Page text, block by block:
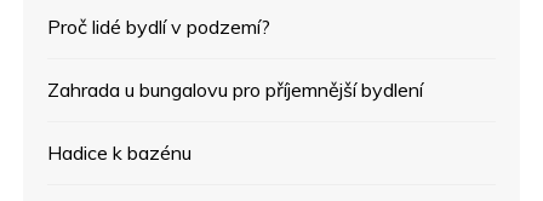
Proč lidé bydlí v podzemí?
Zahrada u bungalovu pro příjemnější bydlení
Hadice k bazénu